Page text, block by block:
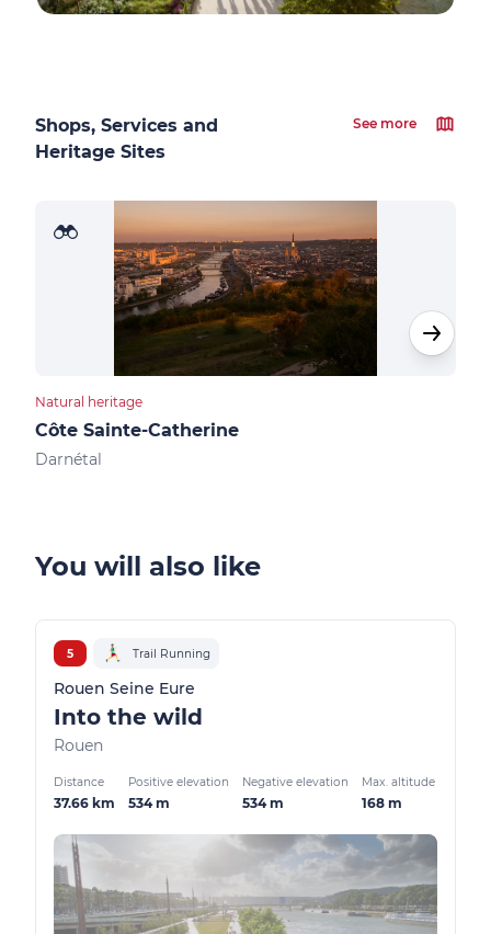
Shops, Services and
Heritage Sites
See more
Natural heritage
Côte Sainte-Catherine
Darnétal
You will also like
5 Trail Running
Rouen Seine Eure
Into the wild
Rouen
Distance
37.66 km
Positive elevation
534 m
Negative elevation
534 m
Max. altitude
168 m